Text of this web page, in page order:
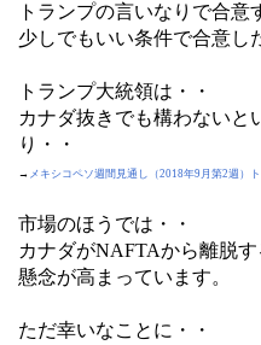
トランプの言いなりで合意
少しでもいい条件で合意し
トランプ大統領は・・
カナダ抜きでも構わないと
り・・
→ メキシコペソ週間見通し（2018年9月第2週）
市場のほうでは・・
カナダがNAFTAから離脱す
懸念が高まっています。
ただ幸いなことに・・